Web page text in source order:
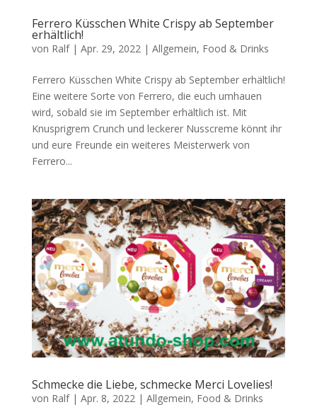
Ferrero Küsschen White Crispy ab September
erhältlich!
von Ralf| Apr. 29, 2022| Allgemein, Food & Drinks
Ferrero Küsschen White Crispy ab September erhältlich!
Eine weitere Sorte von Ferrero, die euch umhauen
wird, sobald sie im September erhältlich ist. Mit
Knusprigrem Crunch und leckerer Nusscreme könnt ihr
und eure Freunde ein weiteres Meisterwerk von
Ferrero...
Schmecke die Liebe, schmecke Merci Lovelies!
von Ralf| Apr. 8, 2022| Allgemein, Food & Drinks